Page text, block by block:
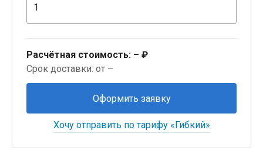
Расчётная стоимость: – ₽
Срок доставки: от –
Оформить заявку
Хочу отправить по тарифу «Гибкий»